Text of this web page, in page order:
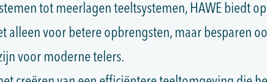
tot meerlagen teeltsystemen, HAWE biedt
alleen voor betere opbrengsten, maar besparen
voor moderne telers.